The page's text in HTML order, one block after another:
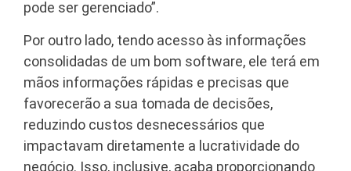
pode ser gerenciado”.
Por outro lado, tendo acesso às informações
consolidadas de um bom software, ele terá em
mãos informações rápidas e precisas que
favorecerão a sua tomada de decisões,
reduzindo custos desnecessários que
impactavam diretamente a lucratividade do
negócio. Isso, inclusive, acaba proporcionando